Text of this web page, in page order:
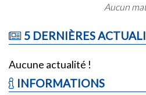
Aucun
5 DERNIÈRES
Aucune actualité !
INFORMATIONS